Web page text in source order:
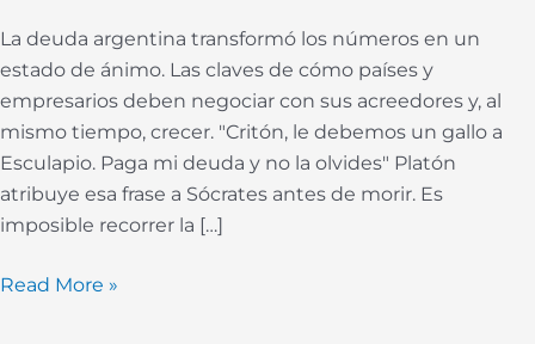
La deuda argentina transformó los números en un
estado de ánimo. Las claves de cómo países y
empresarios deben negociar con sus acreedores y, al
mismo tiempo, crecer. "Critón, le debemos un gallo a
Esculapio. Paga mi deuda y no la olvides" Platón
atribuye esa frase a Sócrates antes de morir. Es
imposible recorrer la […]
Read More »